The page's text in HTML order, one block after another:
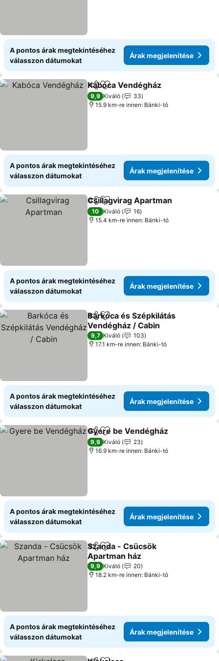
A pontos árak megtekintéséhez
válasszon dátumokat
Árak megjelenítése
Megosztás
Hozzáadás a kedvencekhez
Kabóca Vendégház
9,9 Kiváló
33
15.9 km-re innen: Bánki-tó
A pontos árak megtekintéséhez
válasszon dátumokat
Árak megjelenítése
Megosztás
Hozzáadás a kedvencekhez
Csillagvirag Apartman
10 Kiváló
16
15.4 km-re innen: Bánki-tó
A pontos árak megtekintéséhez
válasszon dátumokat
Árak megjelenítése
Megosztás
Hozzáadás a kedvencekhez
Barkóca és Szépkilátás
Vendégház / Cabin
9,7 Kiváló
103
17.1 km-re innen: Bánki-tó
A pontos árak megtekintéséhez
válasszon dátumokat
Árak megjelenítése
MegosztásHozzáadás a kedvencekhez
Gyere be Vendégház
9,9 Kiváló
23
16.9 km-re innen: Bánki-tó
A pontos árak megtekintéséhez
válasszon dátumokat
Árak megjelenítése
Megosztás
Hozzáadás a kedvencekhez
Szanda - Csücsök
Apartman ház
9,9 Kiváló
20
18.2 km-re innen: Bánki-tó
A pontos árak megtekintéséhez
válasszon dátumokat
Árak megjelenítése